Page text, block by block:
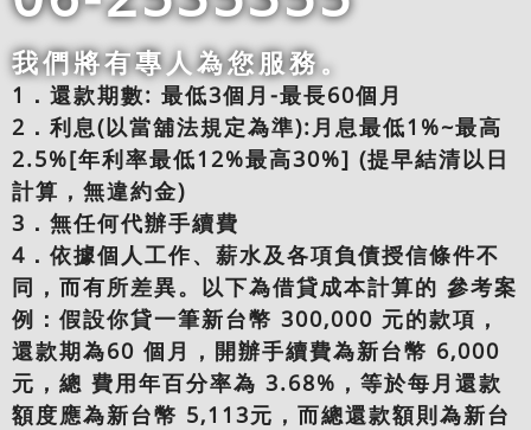
我們將有專人為您服務。
1．還款期數: 最低3個月-最長60個月
2．利息(以當舖法規定為準):月息最低1%~最高
2.5%[年利率最低12%最高30%] (提早結清以日
計算，無違約金)
3．無任何代辦手續費
4．依據個人工作、薪水及各項負債授信條件不
同，而有所差異。以下為借貸成本計算的 參考案
例：假設你貸一筆新台幣 300,000 元的款項，
還款期為60 個月，開辦手續費為新台幣 6,000
元，總 費用年百分率為 3.68%，等於每月還款
額度應為新台幣 5,113元，而總還款額則為新台